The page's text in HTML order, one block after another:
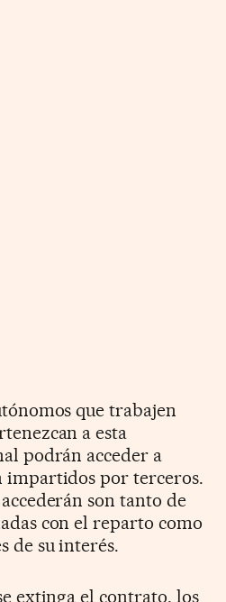
que trabajen
a esta
podrán acceder a
impartidos por terceros.
son tanto de
con el reparto como
de su interés.
extinga el contrato, los